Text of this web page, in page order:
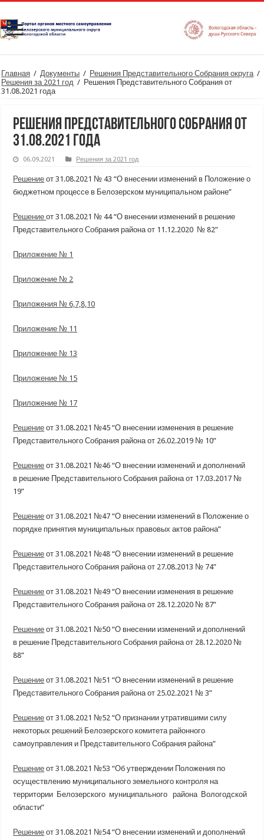
Главная / Документы / Решения Представительного Собрания округа /
Решения за 2021 год / Решения Представительного Собрания от
31.08.2021 года
Решения Представительного Собрания от
31.08.2021 года
06.09.2021 Решения за 2021 год
Решение от 31.08.2021 № 43 “О внесении изменений в Положение о
бюджетном процессе в Белозерском муниципальном районе”
Решениеот 31.08.2021 № 44 “О внесении изменений в решение
Представительного Собрания района от 11.12.2020 № 82”
Приложение № 1
Приложение № 2
Приложения № 6,7,8,10
Приложение № 11
Приложение № 13
Приложение № 15
Приложение № 17
Решение от 31.08.2021 №45 “О внесении изменения в решение
Представительного Собрания района от 26.02.2019 № 10”
Решение от 31.08.2021 №46 “О внесении изменений и дополнений
в решение Представительного Собрания района от 17.03.2017 №
19”
Решение от 31.08.2021 №47 “О внесении изменений в Положение о
порядке принятия муниципальных правовых актов района”
Решение от 31.08.2021 №48 “О внесении изменений в решение
Представительного Собрания района от 27.08.2013 № 74”
Решение от 31.08.2021 №49 “О внесении изменения в решение
Представительного Собрания района от 28.12.2020 № 87”
Решение от 31.08.2021 №50 “О внесении изменений и дополнений
в решение Представительного Собрания района от 28.12.2020 №
88”
Решение от 31.08.2021 №51 “О внесении изменений в решение
Представительного Собрания района от 25.02.2021 № 3”
Решение от 31.08.2021 №52 “О признании утратившими силу
некоторых решений Белозерского комитета районного
самоуправления и Представительного Собрания района”
Решение от 31.08.2021 №53 “Об утверждении Положения по
осуществлению муниципального земельного контроля на
территории Белозерского муниципального района Вологодской
области”
Решение от 31.08.2021 №54 “О внесении изменений и дополнений